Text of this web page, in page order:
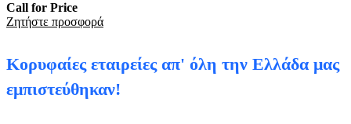
Call for Price
Zητήστε προσφορά
Κορυφαίες εταιρείες απ' όλη την Ελλάδα μας
εμπιστεύθηκαν!